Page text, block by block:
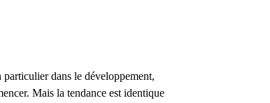
particulier dans le développement,
Mais la tendance est identique